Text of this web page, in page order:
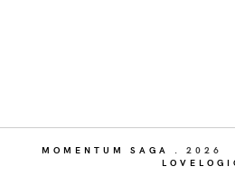
MOMENTUM SAGA . 2026